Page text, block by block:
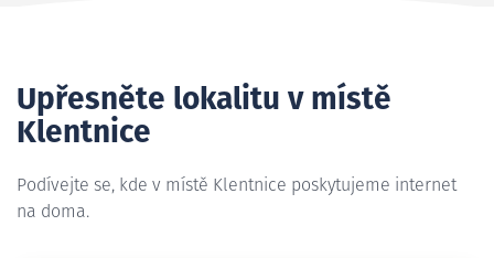
Upřesněte lokalitu v místě
Klentnice
Podívejte se, kde v místě Klentnice poskytujeme internet
na doma.